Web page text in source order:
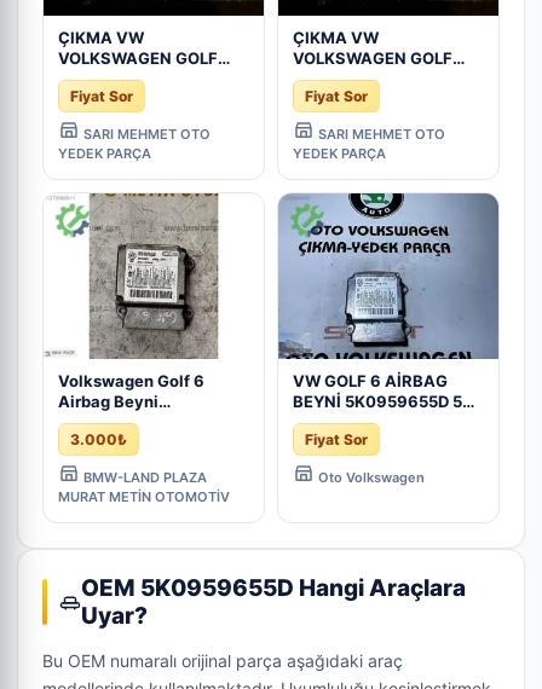
ÇIKMA VW
VOLKSWAGEN GOLF
5K0 959 655D
5K0959655D AIRBAG
BEYNİ - Konya Çıkma
Parça
Fiyat Sor
SARI MEHMET OTO
YEDEK PARÇA
ÇIKMA VW
VOLKSWAGEN GOLF
5K0 959 655D
5K0959655D AIRBAG
BEYNİ - Konya Çıkma
Parça
Fiyat Sor
SARI MEHMET OTO
YEDEK PARÇA
Volkswagen Golf 6
Airbag Beyni
5K0959655D
3.000₺
BMW-LAND PLAZA
MURAT METİN OTOMOTİV
VW GOLF 6 AİRBAG
BEYNİ 5K0959655D 5K0
959 655 D GOLF6
VOLKSWAGEN
Fiyat Sor
Oto Volkswagen
OEM 5K0959655D Hangi Araçlara
Uyar?
Bu OEM numaralı orijinal parça aşağıdaki araç